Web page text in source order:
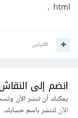
html .
اقتباس
انضم إلى النقاش
يمكنك أن تنشر الآن
الآنلتنشر باسم حسابك.